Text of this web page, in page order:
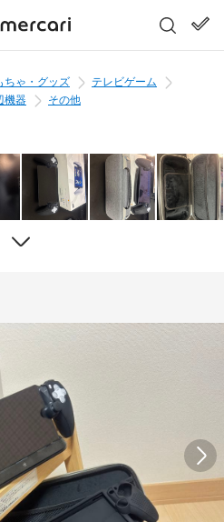
ちゃ・グッズ
テレビゲーム
機器 その他